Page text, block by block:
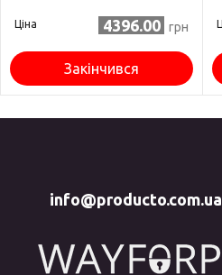
Ціна 4396.00 грн
Закінчився
info@producto.com.ua